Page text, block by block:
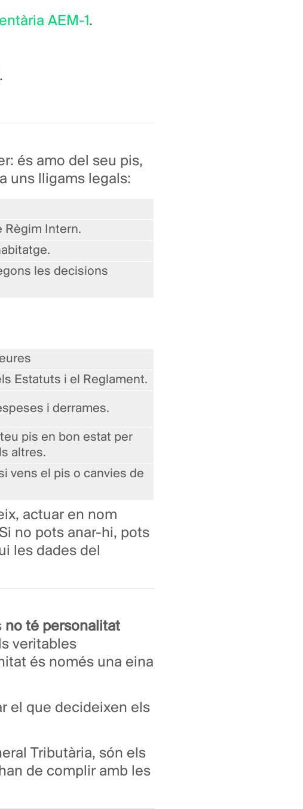
AEM-1.
és amo del seu pis,
uns lligams legals:
Règim Intern.
les decisions
Estatuts i el Reglament.
i derrames.
pis en bon estat per
altres.
vens el pis o canvies de
actuar en nom
no pots anar-hi, pots
les dades del
no té personalitat
veritables
és només una eina
el que decideixen els
Tributària, són els
de complir amb les